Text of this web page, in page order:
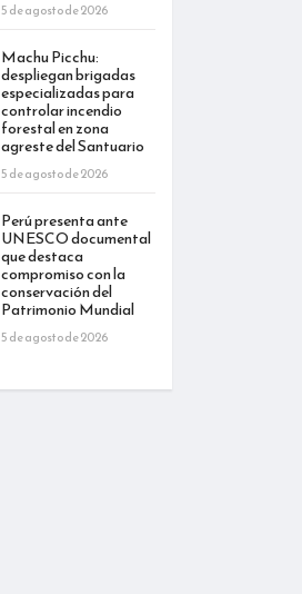
5 de agosto de 2026
Machu Picchu:
despliegan brigadas
especializadas para
controlar incendio
forestal en zona
agreste del Santuario
5 de agosto de 2026
Perú presenta ante
UNESCO documental
que destaca
compromiso con la
conservación del
Patrimonio Mundial
5 de agosto de 2026